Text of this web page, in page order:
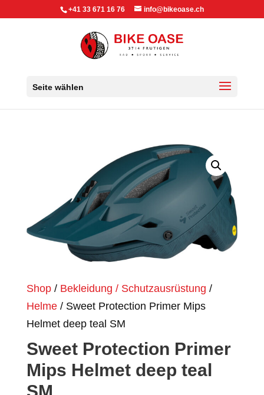
+41 33 671 16 76 info@bikeoase.ch
Seite wählen
Shop/ Bekleidung / Schutzausrüstung /
Helme/ Sweet Protection Primer Mips
Helmet deep teal SM
Sweet Protection Primer
Mips Helmet deep teal